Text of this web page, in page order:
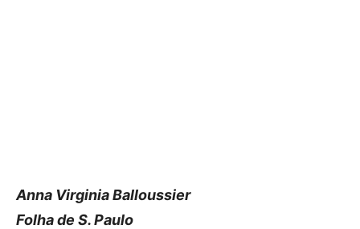
Anna Virginia Balloussier
Folha de S. Paulo